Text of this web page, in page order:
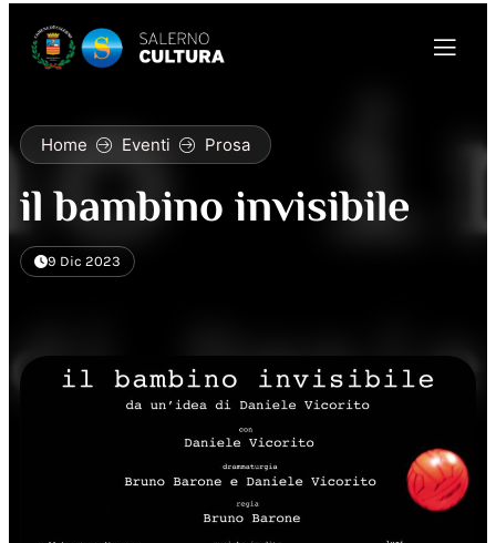
Home Eventi Prosa
il bambino invisibile
9 Dic 2023